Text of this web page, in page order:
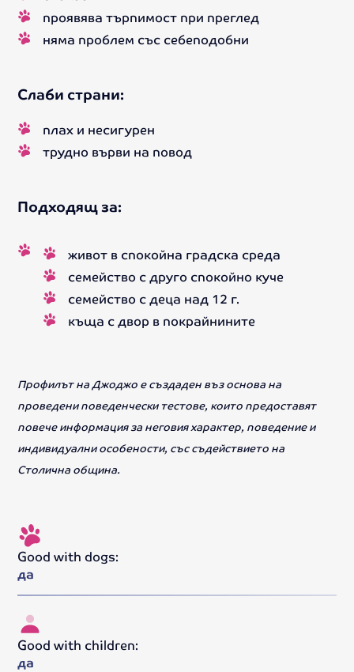
проявява търпимост при преглед
няма проблем със себеподобни
Слаби страни:
плах и несигурен
трудно върви на повод
Подходящ за:
живот в спокойна градска среда
семейство с друго спокойно куче
семейство с деца над 12 г.
къща с двор в покрайнините
Профилът на Джоджо е създаден въз основа на
проведени поведенчески тестове, които предоставят
повече информация за неговия характер, поведение и
индивидуални особености, със съдействието на
Столична община.
Good with dogs:
да
Good with children:
да